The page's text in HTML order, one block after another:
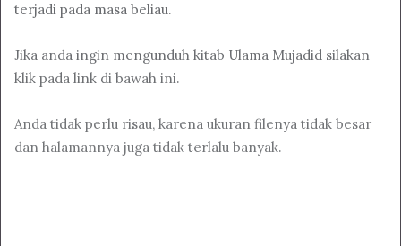
terjadi pada masa beliau.
Jika anda ingin mengunduh kitab Ulama Mujadid silakan
klik pada link di bawah ini.
Anda tidak perlu risau, karena ukuran filenya tidak besar
dan halamannya juga tidak terlalu banyak.